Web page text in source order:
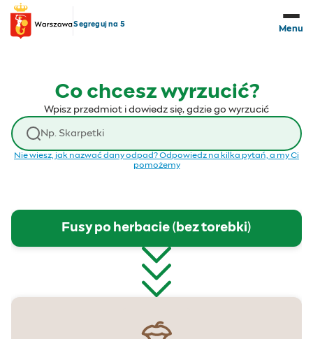
Przejdź do treści
Segreguj na 5
Menu
Co chcesz wyrzucić?
Wpisz przedmiot i dowiedz się, gdzie go wyrzucić
Wyszukaj odpad
Nie wiesz, jak nazwać dany odpad? Odpowiedz na kilka pytań, a my Ci
pomożemy
Fusy po herbacie (bez torebki)